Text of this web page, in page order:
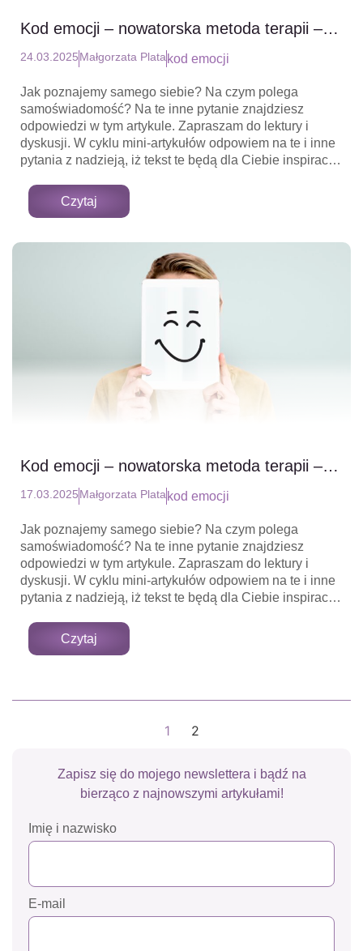
Kod emocji – nowatorska metoda terapii –
cz.2 Jak uwolnić zablokowane emocje
24.03.2025Małgorzata Platakod emocji
Jak poznajemy samego siebie? Na czym polega
samoświadomość? Na te inne pytanie znajdziesz
odpowiedzi w tym artykule. Zapraszam do lektury i
dyskusji. W cyklu mini-artykułów odpowiem na te i inne
pytania z nadzieją, iż tekst te będą dla Ciebie inspiracją
zaproszenie do pierwszej z wielu podróży do Krainy
Świadomości.
Czytaj
Kod emocji – nowatorska metoda terapii –
cz.1 Uwięzione emocje
17.03.2025Małgorzata Platakod emocji
Jak poznajemy samego siebie? Na czym polega
samoświadomość? Na te inne pytanie znajdziesz
odpowiedzi w tym artykule. Zapraszam do lektury i
dyskusji. W cyklu mini-artykułów odpowiem na te i inne
pytania z nadzieją, iż tekst te będą dla Ciebie inspiracją
zaproszenie do pierwszej z wielu podróży do Krainy
Świadomości.
Czytaj
1 2
Zapisz się do mojego newsletterai bądź na
bierząco z najnowszymi artykułami!
Imię i nazwisko
E-mail